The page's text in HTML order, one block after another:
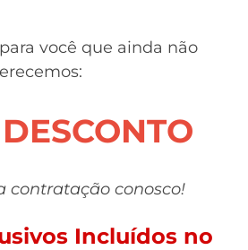
você que ainda não
contratação conosco!
Incluídos no